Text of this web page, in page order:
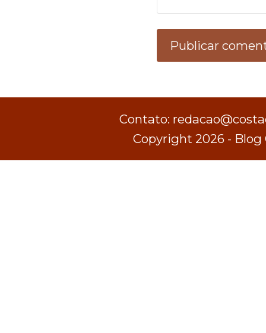
Contato:
Copyright 2026 - Blog